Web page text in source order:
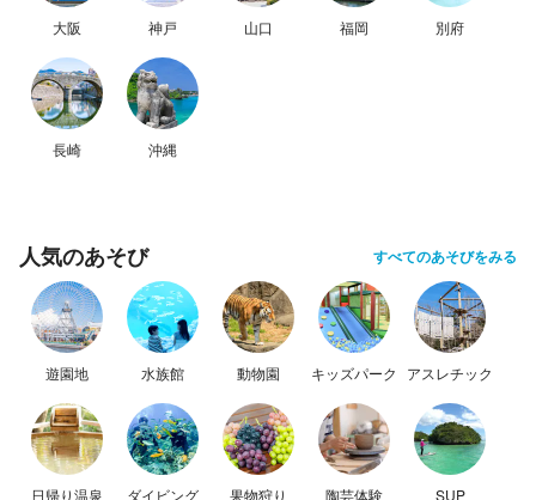
大阪 神戸 山口 福岡 別府
長崎 沖縄
人気のあそび すべてのあそびをみる
遊園地 水族館 動物園 キッズパーク アスレチック
日帰り温泉 ダイビング 果物狩り 陶芸体験 SUP